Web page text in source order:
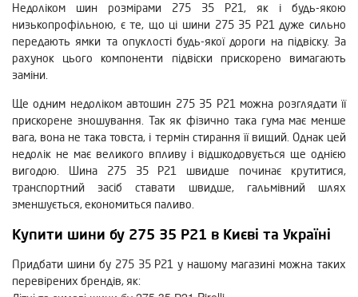
Недоліком шин розмірами 275 35 Р21, як і будь-якою
низькопрофільною, є те, що ці шини 275 35 Р21 дуже сильно
передають ямки та опуклості будь-якої дороги на підвіску. За
рахунок цього компоненти підвіски прискорено вимагають
заміни.
Ще одним недоліком автошин 275 35 Р21 можна розглядати її
прискорене зношування. Так як фізично така гума має менше
вага, вона не така товста, і термін стирання її вищий. Однак цей
недолік не має великого впливу і відшкодовується ще однією
вигодою. Шина 275 35 Р21 швидше починає крутитися,
транспортний засіб ставати швидше, гальмівний шлях
зменшується, економиться паливо.
Купити шини бу 275 35 Р21 в Києві та Україні
Придбати шини бу 275 35 Р21 у нашому магазині можна таких
перевірених брендів, як: